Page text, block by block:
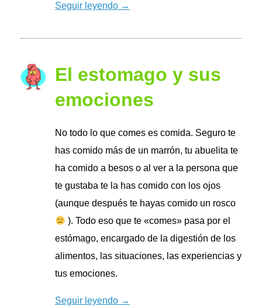
Seguir leyendo →
El estomago y sus
emociones
No todo lo que comes es comida. Seguro te
has comido más de un marrón, tu abuelita te
ha comido a besos o al ver a la persona que
te gustaba te la has comido con los ojos
(aunque después te hayas comido un rosco
). Todo eso que te «comes» pasa por el
estómago, encargado de la digestión de los
alimentos, las situaciones, las experiencias y
tus emociones.
Seguir leyendo →